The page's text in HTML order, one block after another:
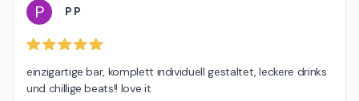
P P P
einzigartige bar, komplett individuell gestaltet, leckere drinks
und chillige beats!! love it